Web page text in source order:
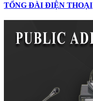
TỔNG ĐÀI ĐIỆN THOẠI